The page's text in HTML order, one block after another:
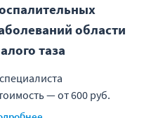
области
таза
— от 600 руб.